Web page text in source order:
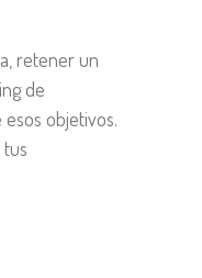
retener un
de
objetivos.